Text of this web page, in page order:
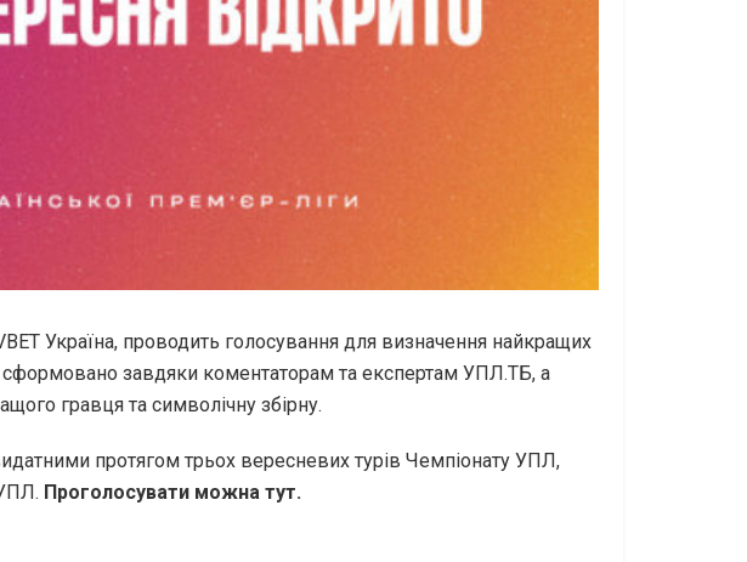
Україна, проводить голосування для визначення найкращих
сформовано завдяки коментаторам та експертам УПЛ.ТБ, а
гравця та символічну збірну.
протягом трьох вересневих турів Чемпіонату УПЛ,
Проголосувати можна тут.